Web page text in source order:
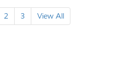
2 3 View All